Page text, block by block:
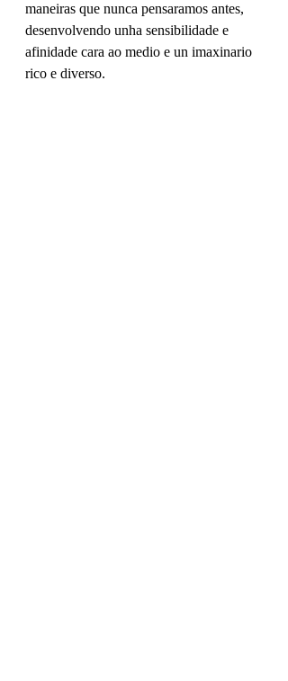
maneiras que nunca pensaramos antes,
desenvolvendo unha sensibilidade e
afinidade cara ao medio e un imaxinario
rico e diverso.